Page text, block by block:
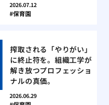
2026.07.12
保育園
搾取される「やりがい」
に終止符を。組織工学が
解き放つプロフェッショ
ナルの真価。
2026.06.29